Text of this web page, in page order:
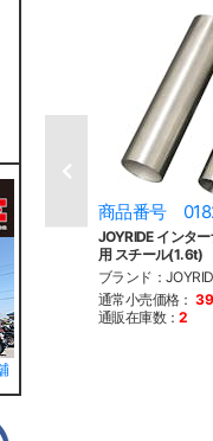
商品番号
JOYRIDE インタ
用 スチール(1.6t)
ブランド：
通常小売価格：
通販在庫数：2